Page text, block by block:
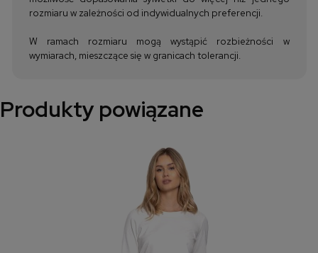
rozmiaru w zależności od indywidualnych preferencji.
W ramach rozmiaru mogą wystąpić rozbieżności w
wymiarach, mieszczące się w granicach tolerancji.
Produkty powiązane